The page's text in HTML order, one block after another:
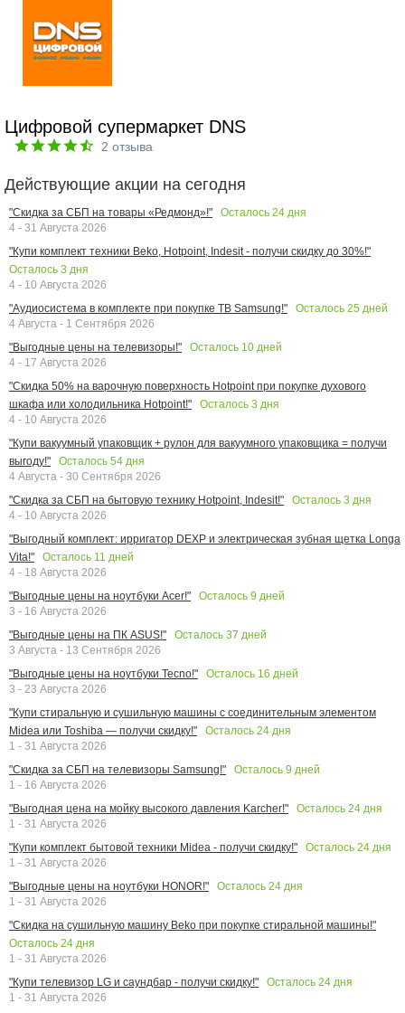
Цифровой супермаркет DNS
2 отзыва
Действующие акции на сегодня
"Скидка за СБП на товары «Редмонд»!" Осталось 24 дня
4 - 31 Августа 2026
"Купи комплект техники Beko, Hotpoint, Indesit - получи скидку до 30%!"
Осталось 3 дня
4 - 10 Августа 2026
"Аудиосистема в комплекте при покупке ТВ Samsung!"
Осталось 25 дней
4 Августа - 1 Сентября 2026
"Выгодные цены на телевизоры!"
Осталось 10 дней
4 - 17 Августа 2026
"Скидка 50% на варочную поверхность Hotpoint при покупке духового
шкафа или холодильника Hotpoint!"
Осталось 3 дня
4 - 10 Августа 2026
"Купи вакуумный упаковщик + рулон для вакуумного упаковщика = получи
выгоду!"
Осталось 54 дня
4 Августа - 30 Сентября 2026
"Скидка за СБП на бытовую технику Hotpoint, Indesit!"
Осталось 3 дня
4 - 10 Августа 2026
"Выгодный комплект: ирригатор DEXP и электрическая зубная щетка Longa
Vita!"
Осталось 11 дней
4 - 18 Августа 2026
"Выгодные цены на ноутбуки Acer!"
Осталось 9 дней
3 - 16 Августа 2026
"Выгодные цены на ПК ASUS!"
Осталось 37 дней
3 Августа - 13 Сентября 2026
"Выгодные цены на ноутбуки Tecno!"
Осталось 16 дней
3 - 23 Августа 2026
"Купи стиральную и сушильную машины с соединительным элементом
Midea или Toshiba — получи скидку!"
Осталось 24 дня
1 - 31 Августа 2026
"Скидка за СБП на телевизоры Samsung!"
Осталось 9 дней
1 - 16 Августа 2026
"Выгодная цена на мойку высокого давления Karcher!"
Осталось 24 дня
1 - 31 Августа 2026
"Купи комплект бытовой техники Midea - получи скидку!"
Осталось 24 дня
1 - 31 Августа 2026
"Выгодные цены на ноутбуки HONOR!"
Осталось 24 дня
1 - 31 Августа 2026
"Скидка на сушильную машину Beko при покупке стиральной машины!"
Осталось 24 дня
1 - 31 Августа 2026
"Купи телевизор LG и саундбар - получи скидку!"
Осталось 24 дня
1 - 31 Августа 2026